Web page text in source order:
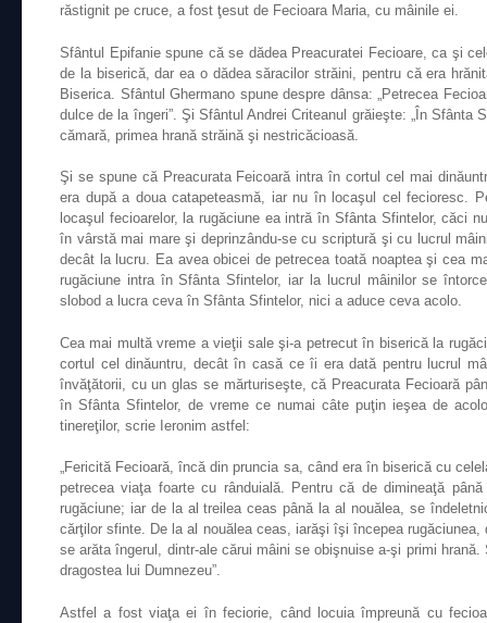
răstignit pe cruce, a fost ţesut de Fecioara Maria, cu mâinile ei.
Sfântul Epifanie spune că se dădea Preacuratei Fecioare, ca şi
de la biserică, dar ea o dădea săracilor străini, pentru că era
Biserica. Sfântul Ghermano spune despre dânsa: „Petrecea
dulce de la îngeri”. Şi Sfântul Andrei Criteanul grăieşte: „În Sfânta
cămară, primea hrană străină şi nestricăcioasă.
Şi se spune că Preacurata Feicoară intra în cortul cel mai
era după a doua catapeteasmă, iar nu în locaşul cel fecioresc.
locaşul fecioarelor, la rugăciune ea intră în Sfânta Sfintelor, căci
în vârstă mai mare şi deprinzându-se cu scriptură şi cu lucrul
decât la lucru. Ea avea obicei de petrecea toată noaptea şi cea
rugăciune intra în Sfânta Sfintelor, iar la lucrul mâinilor se
slobod a lucra ceva în Sfânta Sfintelor, nici a aduce ceva acolo.
Cea mai multă vreme a vieţii sale şi-a petrecut în biserică la
cortul cel dinăuntru, decât în casă ce îi era dată pentru lucrul
învăţătorii, cu un glas se mărturiseşte, că Preacurata Fecioară
în Sfânta Sfintelor, de vreme ce numai câte puţin ieşea de
tinereţilor, scrie Ieronim astfel:
„Fericită Fecioară, încă din pruncia sa, când era în biserică cu
petrecea viaţa foarte cu rânduială. Pentru că de dimineaţă
rugăciune; iar de la al treilea ceas până la al nouălea, se
cărţilor sfinte. De la al nouălea ceas, iarăşi îşi începea
se arăta îngerul, dintr-ale cărui mâini se obişnuise a-şi primi
dragostea lui Dumnezeu”.
Astfel a fost viaţa ei în feciorie, când locuia împreună cu